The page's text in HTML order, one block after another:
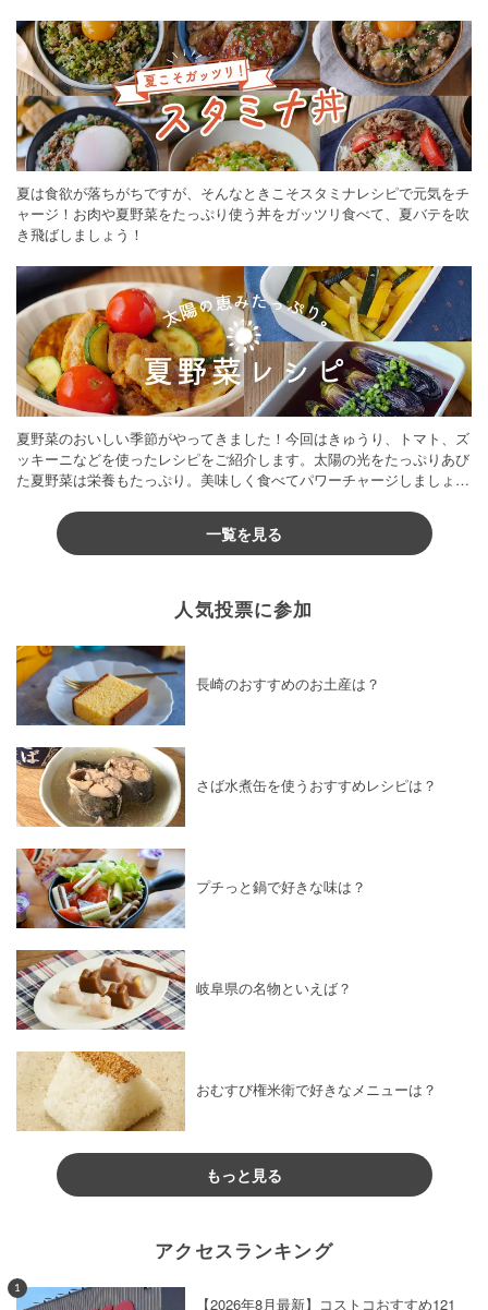
夏は食欲が落ちがちですが、そんなときこそスタミナレシピで元気をチ
ャージ！お肉や夏野菜をたっぷり使う丼をガッツリ食べて、夏バテを吹
き飛ばしましょう！
夏野菜のおいしい季節がやってきました！今回はきゅうり、トマト、ズ
ッキーニなどを使ったレシピをご紹介します。太陽の光をたっぷりあび
た夏野菜は栄養もたっぷり。美味しく食べてパワーチャージしましょう
一覧を見る
人気投票に参加
長崎のおすすめのお土産は？
さば水煮缶を使うおすすめレシピは？
プチっと鍋で好きな味は？
岐阜県の名物といえば？
おむすび権米衛で好きなメニューは？
もっと見る
アクセスランキング
1
【2026年8月最新】コストコおすすめ121